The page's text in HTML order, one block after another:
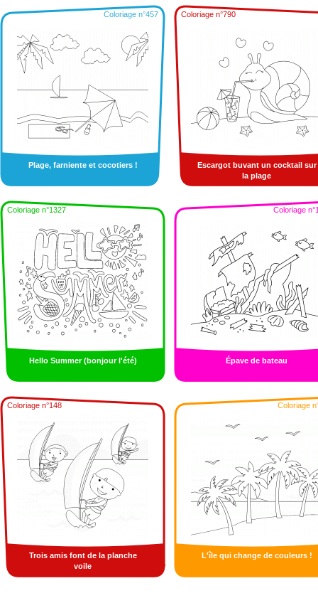
Coloriage n°457
Plage, farniente et cocotiers !
Coloriage n°790
Escargot buvant un cocktail sur
la plage
Coloriage n°1327
Hello Summer (bonjour l'été)
Coloriage
Épave de bateau
Coloriage n°148
Trois amis font de la planche
voile
Coloriage
L'île qui change de couleurs !